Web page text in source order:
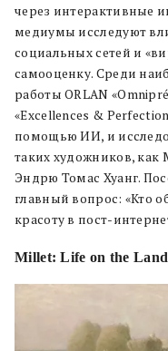
через интерактивные
медиумы исследуют
социальных сетей и
самооценку. Среди
работы ORLAN
«Excellences &
помощью ИИ, и
таких художников,
Эндрю Томас Хуанг.
главный вопрос: «Кто
красоту в пост-
Millet: Life on the Land